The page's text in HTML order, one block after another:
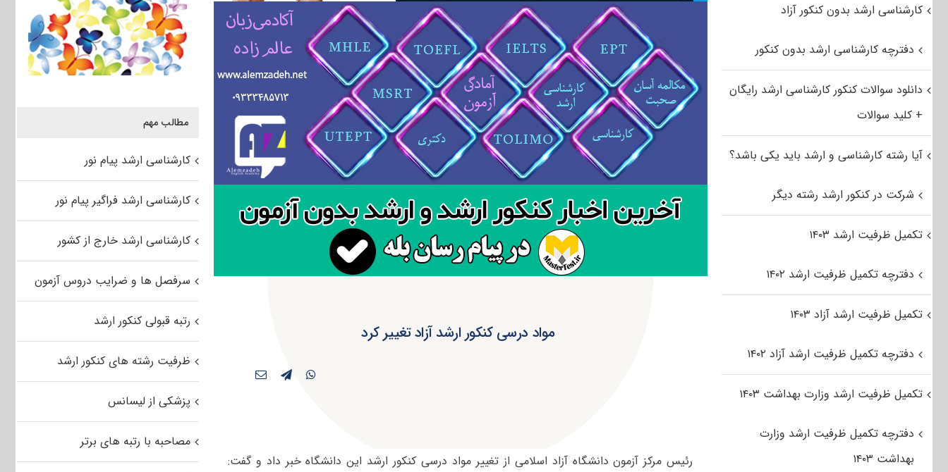
مواد درسی کنکور ارشد آزاد تغییر کرد
رئیس مرکز آزمون دانشگاه آزاد اسلامی از تغییر مواد درسی کنکور ارشد این دانشگاه خبر داد و گفت:
مطالب مهم
کارشناسی ارشد پیام نور
کارشناسی ارشد فراگیر پیام نور
کارشناسی ارشد خارج از کشور
سرفصل ها و ضرایب دروس آزمون
رتبه قبولی کنکور ارشد
ظرفیت رشته های کنکور ارشد
پزشکی از لیسانس
مصاحبه با رتبه های برتر
کارشناسی ارشد بدون کنکور آزاد
دفترچه کارشناسی ارشد بدون کنکور
دانلود سوالات کنکور کارشناسی ارشد رایگان
+ کلید سوالات
آیا رشته کارشناسی و ارشد باید یکی باشد؟
شرکت در کنکور ارشد رشته دیگر
تکمیل ظرفیت ارشد ۱۴۰۳
دفترچه تکمیل ظرفیت ارشد ۱۴۰۲
تکمیل ظرفیت ارشد آزاد ۱۴۰۳
دفترچه تکمیل ظرفیت ارشد آزاد ۱۴۰۲
تکمیل ظرفیت ارشد وزارت بهداشت ۱۴۰۳
دفترچه تکمیل ظرفیت ارشد وزارت
بهداشت ۱۴۰۳